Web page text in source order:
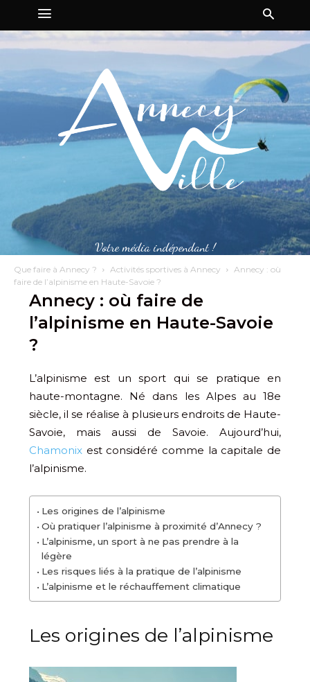
Votre média indépendant !
Que faire à Annecy ? Activités sportives à Annecy
Annecy : où
faire de l’alpinisme en Haute-Savoie ?
Annecy : où faire de
l’alpinisme en Haute-Savoie
?
L’alpinisme est un sport qui se pratique en
haute-montagne. Né dans les Alpes au 18e
siècle, il se réalise à plusieurs endroits de Haute-
Savoie, mais aussi de Savoie. Aujourd’hui,
Chamonix est considéré comme la capitale de
l’alpinisme.
Les origines de l’alpinisme
Où pratiquer l’alpinisme à proximité d’Annecy ?
L’alpinisme, un sport à ne pas prendre à la
légère
Les risques liés à la pratique de l’alpinisme
L’alpinisme et le réchauffement climatique
Les origines de l’alpinisme